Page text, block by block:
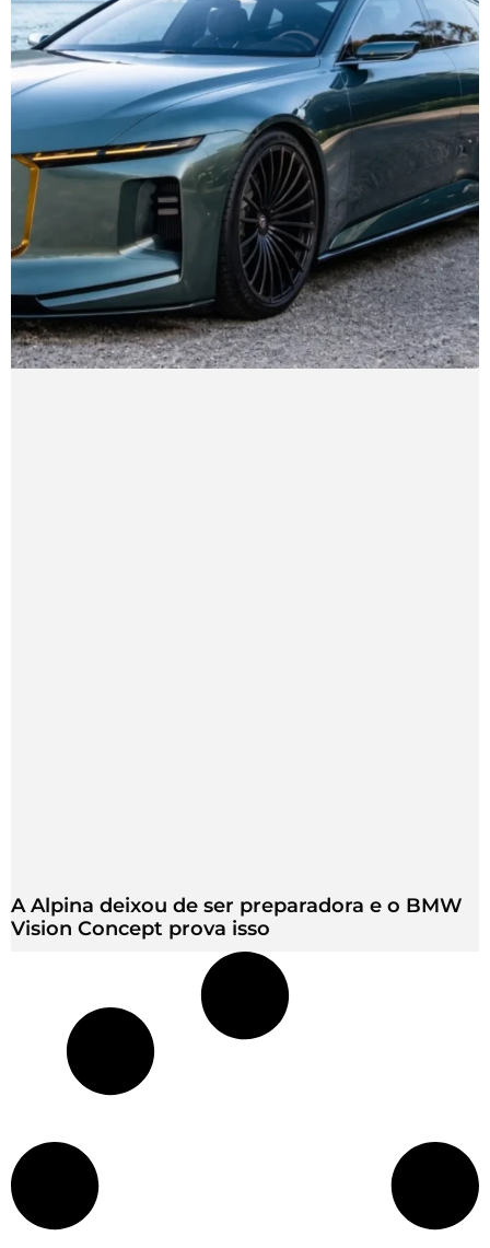
A Alpina deixou de ser preparadora e o BMW
Vision Concept prova isso